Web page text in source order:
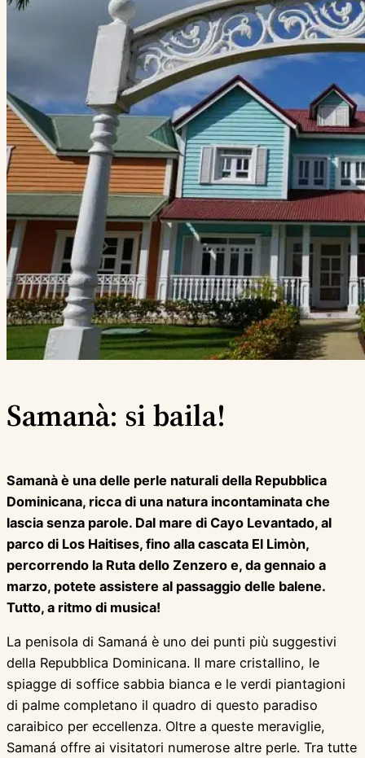
Samanà: si baila!
Samanà è una delle perle naturali della Repubblica
Dominicana, ricca di una natura incontaminata che
lascia senza parole. Dal mare di Cayo Levantado, al
parco di Los Haitises, fino alla cascata El Limòn,
percorrendo la Ruta dello Zenzero e, da gennaio a
marzo, potete assistere al passaggio delle balene.
Tutto, a ritmo di musica!
La penisola di Samaná è uno dei punti più suggestivi
della Repubblica Dominicana. Il mare cristallino, le
spiagge di soffice sabbia bianca e le verdi piantagioni
di palme completano il quadro di questo paradiso
caraibico per eccellenza. Oltre a queste meraviglie,
Samaná offre ai visitatori numerose altre perle. Tra tutte